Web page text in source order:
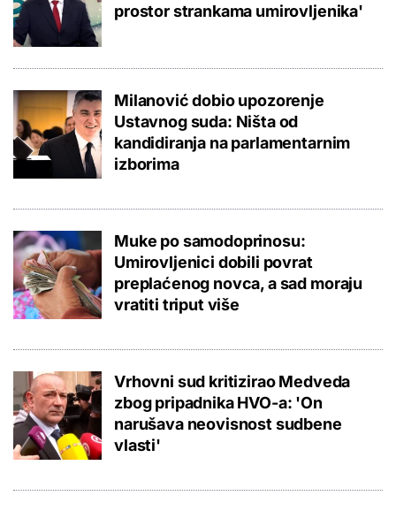
prostor strankama umirovljenika'
Milanović dobio upozorenje
Ustavnog suda: Ništa od
kandidiranja na parlamentarnim
izborima
Muke po samodoprinosu:
Umirovljenici dobili povrat
preplaćenog novca, a sad moraju
vratiti triput više
Vrhovni sud kritizirao Medveda
zbog pripadnika HVO-a: 'On
narušava neovisnost sudbene
vlasti'